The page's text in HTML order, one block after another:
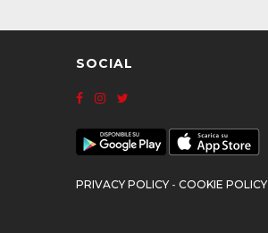
SOCIAL
PRIVACY POLICY- COOKIE POLICY